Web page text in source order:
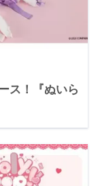
ス！『ぬいら